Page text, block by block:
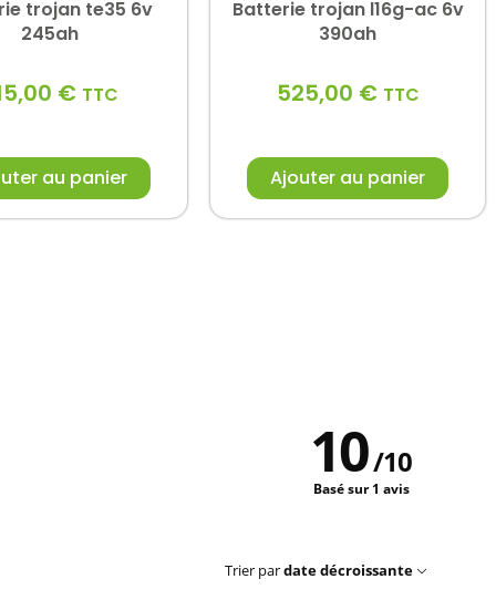
trojan te35 6v
245ah
€ TTC
au panier
Batterie trojan l16g-ac 6v
390ah
525,00 € TTC
Ajouter au panier
10/10
Basé sur 1 avis
Trier pardate décroissante